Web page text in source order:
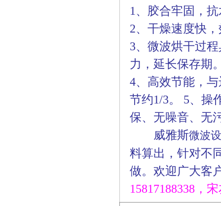
1、胶合牢固，
2、干燥速度快
3、微波烘干过
力，延长保存期
4、高效节能，
节约1/3。 5、操
保、无噪音、无
威雅斯微波
料算出，针对不
做。 欢迎广大客
15817188338，